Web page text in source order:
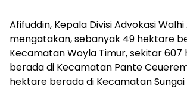
Afifuddin, Kepala Divisi Advokasi
mengatakan, sebanyak 49 hektare
Kecamatan Woyla Timur, sekitar 607
berada di Kecamatan Pante
hektare berada di Kecamatan Sungai